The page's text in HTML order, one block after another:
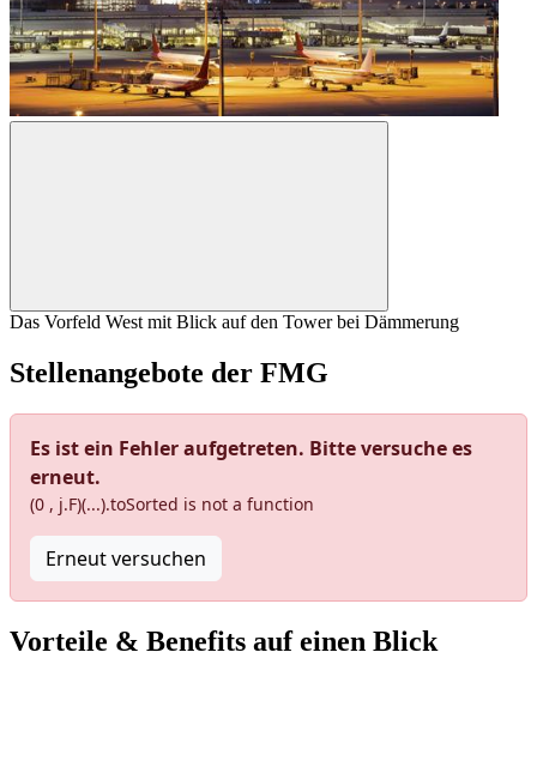
Das Vorfeld West mit Blick auf den Tower bei Dämmerung
Stellenangebote der FMG
Es ist ein Fehler aufgetreten. Bitte versuche es
erneut.
(0 , j.F)(...).toSorted is not a function
Erneut versuchen
Vorteile & Benefits auf einen Blick